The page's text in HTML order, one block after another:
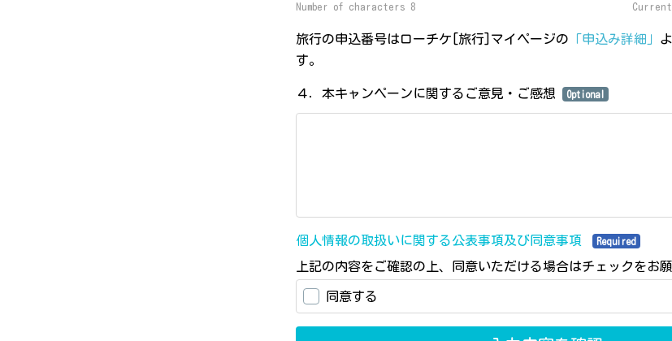
Number of characters 8
旅行の申込番号はローチケ[旅行]マイページの 「申込み詳細」
す。
４．本キャンペーンに関するご意見・ご感想 Optional
個人情報の取扱いに関する公表事項及び同意事項 Required
上記の内容をご確認の上、同意いただける場合はチェックをお
同意する